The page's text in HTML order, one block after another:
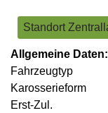
Standort
Allgemeine Daten:
Fahrzeugtyp
Karosserieform
Erst-Zul.